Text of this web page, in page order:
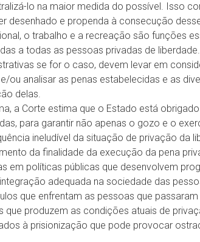
lo na maior medida do possível. Isso
desenhado e propenda à consecução
o trabalho e a recreação são funções
a todas as pessoas privadas de
se for o caso, devem levar em
ou analisar as penas estabelecidas e as
delas.
a Corte estima que o Estado está
para garantir não apenas o gozo e o
ineludível da situação de privação da
da finalidade da execução da pena
em políticas públicas que desenvolvem
adequada na sociedade das
que enfrentam as pessoas que
que produzem as condições atuais de
à prisionização que pode provocar